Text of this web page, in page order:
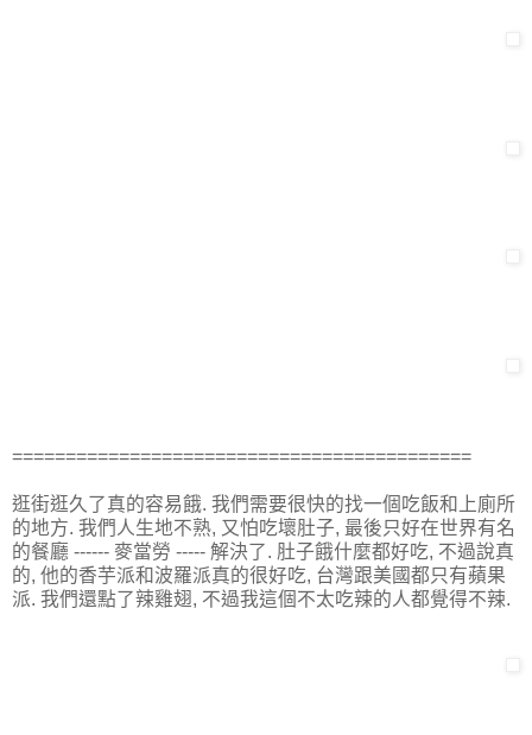
===========================================
逛街逛久了真的容易餓. 我們需要很快的找一個吃飯和上廁所
的地方. 我們人生地不熟, 又怕吃壞肚子, 最後只好在世界有名
的餐廳 ------ 麥當勞 ----- 解決了. 肚子餓什麼都好吃, 不過說真
的, 他的香芋派和波羅派真的很好吃, 台灣跟美國都只有蘋果
派. 我們還點了辣雞翅, 不過我這個不太吃辣的人都覺得不辣.